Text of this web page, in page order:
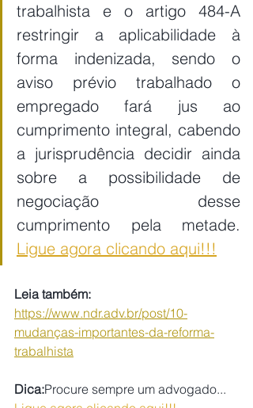
trabalhista e o artigo 484-A
restringir a aplicabilidade à
forma indenizada, sendo o
aviso prévio trabalhado o
empregado fará jus ao
cumprimento integral, cabendo
a jurisprudência decidir ainda
sobre a possibilidade de
negociação desse
Ligue agora clicando aqui!!!
Leia também:
https://www.ndr.adv.br/post/10-
mudanças-importantes-da-reforma-
trabalhista
Dica:Procure sempre um advogado...